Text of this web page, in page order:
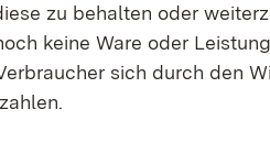
zu behalten oder
keine Ware oder
sich durch den